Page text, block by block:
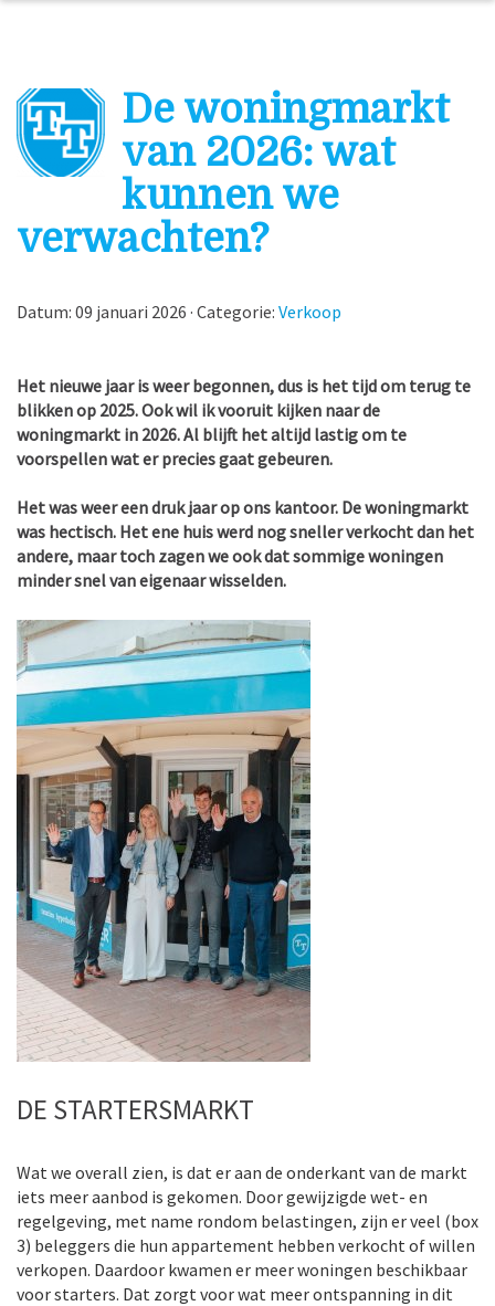
De woningmarkt
van 2026: wat
kunnen we
verwachten?
Datum: 09 januari 2026 · Categorie: Verkoop
Het nieuwe jaar is weer begonnen, dus is het tijd om terug te
blikken op 2025. Ook wil ik vooruit kijken naar de
woningmarkt in 2026. Al blijft het altijd lastig om te
voorspellen wat er precies gaat gebeuren.
Het was weer een druk jaar op ons kantoor. De woningmarkt
was hectisch. Het ene huis werd nog sneller verkocht dan het
andere, maar toch zagen we ook dat sommige woningen
minder snel van eigenaar wisselden.
DE STARTERSMARKT
Wat we overall zien, is dat er aan de onderkant van de markt
iets meer aanbod is gekomen. Door gewijzigde wet- en
regelgeving, met name rondom belastingen, zijn er veel (box
3) beleggers die hun appartement hebben verkocht of willen
verkopen. Daardoor kwamen er meer woningen beschikbaar
voor starters. Dat zorgt voor wat meer ontspanning in dit